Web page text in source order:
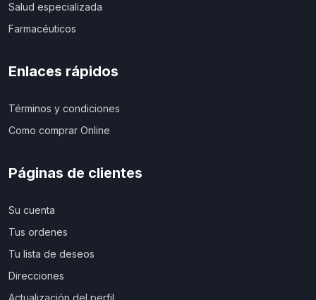
Salud especializada
Farmacéuticos
Enlaces rápidos
Términos y condiciones
Como comprar Online
Páginas de clientes
Su cuenta
Tus ordenes
Tu lista de deseos
Direcciones
Actualización del perfil